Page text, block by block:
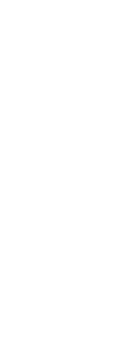
Dengan adanya preseden
hak asasi manusia dan